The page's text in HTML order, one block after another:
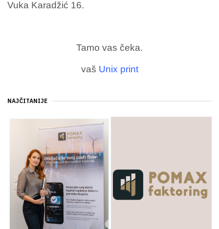
Vuka Karadžić 16.
Tamo vas čeka.
vaš Unix print
NAJČITANIJE